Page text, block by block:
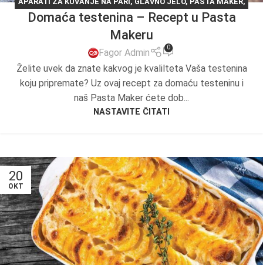
RECEPT DANA,RECEPTI,TESTO
Domaća testenina – Recept u Pasta
Makeru
Fagor Admin 0
Želite uvek da znate kakvog je kvalilteta Vaša testenina
koju pripremate? Uz ovaj recept za domaću testeninu i
naš Pasta Maker ćete dob...
NASTAVITE ČITATI
20
OKT